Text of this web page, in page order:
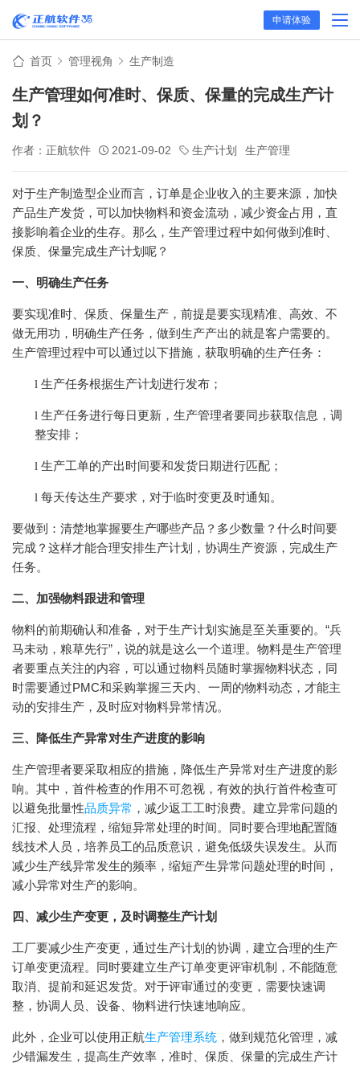
申请体验
首页 管理视角 生产制造
生产管理如何准时、保质、保量的完成生产计
划？
作者：正航软件 2021-09-02 生产计划 生产管理
对于生产制造型企业而言，订单是企业收入的主要来源，加快
产品生产发货，可以加快物料和资金流动，减少资金占用，直
接影响着企业的生存。那么，生产管理过程中如何做到准时、
保质、保量完成生产计划呢？
一、明确生产任务
要实现准时、保质、保量生产，前提是要实现精准、高效、不
做无用功，明确生产任务，做到生产产出的就是客户需要的。
生产管理过程中可以通过以下措施，获取明确的生产任务：
l 生产任务根据生产计划进行发布；
l 生产任务进行每日更新，生产管理者要同步获取信息，调
整安排；
l 生产工单的产出时间要和发货日期进行匹配；
l 每天传达生产要求，对于临时变更及时通知。
要做到：清楚地掌握要生产哪些产品？多少数量？什么时间要
完成？这样才能合理安排生产计划，协调生产资源，完成生产
任务。
二、加强物料跟进和管理
物料的前期确认和准备，对于生产计划实施是至关重要的。“兵
马未动，粮草先行”，说的就是这么一个道理。物料是生产管理
者要重点关注的内容，可以通过物料员随时掌握物料状态，同
时需要通过PMC和采购掌握三天内、一周的物料动态，才能主
动的安排生产，及时应对物料异常情况。
三、降低生产异常对生产进度的影响
生产管理者要采取相应的措施，降低生产异常对生产进度的影
响。其中，首件检查的作用不可忽视，有效的执行首件检查可
以避免批量性品质异常 ，减少返工工时浪费。建立异常问题的
汇报、处理流程，缩短异常处理的时间。同时要合理地配置随
线技术人员，培养员工的品质意识，避免低级失误发生。从而
减少生产线异常发生的频率，缩短产生异常问题处理的时间，
减小异常对生产的影响。
四、减少生产变更，及时调整生产计划
工厂要减少生产变更，通过生产计划的协调，建立合理的生产
订单变更流程。同时要建立生产订单变更评审机制，不能随意
取消、提前和延迟发货。对于评审通过的变更，需要快速调
整，协调人员、设备、物料进行快速地响应。
此外，企业可以使用正航生产管理系统 ，做到规范化管理，减
少错漏发生，提高生产效率，准时、保质、保量的完成生产计